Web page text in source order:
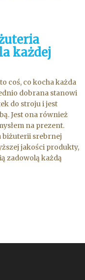
każdej
coś, co kocha każda
dobrana stanowi
do stroju i jest
Jest ona również
na prezent.
biżuterii srebrnej
jakości produkty,
zadowolą każdą